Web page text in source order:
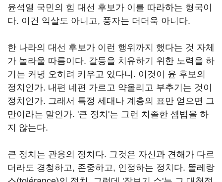
윤석열 국민의 힘 대선 후보가 이를 따라하는 형국이
다. 이건 익살도 아니고, 풍자는 더더욱 아니다.
한 나라의 대선 후보가 이런 행위까지 했다는 것 자체
가 놀라울 따름이다. 갈등을 치유하기 위한 노력을 하
기는 커녕 오히려 키우고 있다니. 이것이 윤 후보의
정치인가. 내편 네편 가르고 약올리고 부추기는 것이
정치인가. 그래서 특정 세대나 계층의 표만 얻으면 그
만이라는 말인가. '큰 정치'는 그런 치졸한 셈법을 하
지 않는다.
큰 정치는 관용의 정치다. 그것은 자신과 견해가 다르
더라도 경청하고, 존중하고, 인정하는 정치다. 똘레랑